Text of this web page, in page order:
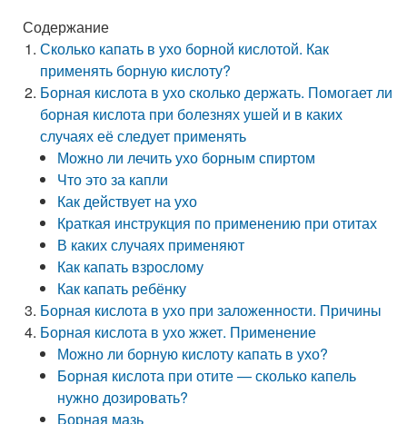
Содержание
Сколько капать в ухо борной кислотой. Как
применять борную кислоту?
Борная кислота в ухо сколько держать. Помогает ли
борная кислота при болезнях ушей и в каких
случаях её следует применять
Можно ли лечить ухо борным спиртом
Что это за капли
Как действует на ухо
Краткая инструкция по применению при отитах
В каких случаях применяют
Как капать взрослому
Как капать ребёнку
Борная кислота в ухо при заложенности. Причины
Борная кислота в ухо жжет. Применение
Можно ли борную кислоту капать в ухо?
Борная кислота при отите — сколько капель
нужно дозировать?
Борная мазь